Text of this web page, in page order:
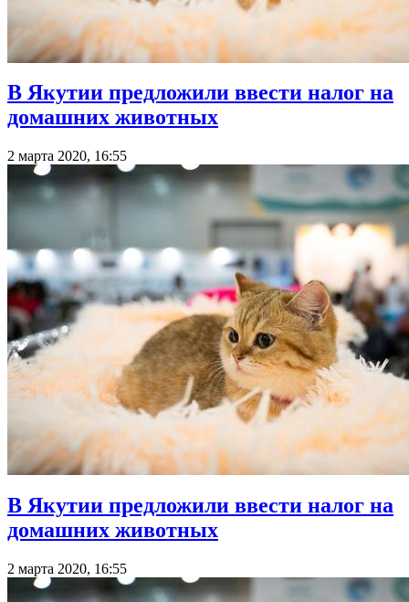
В Якутии предложили ввести налог на
домашних животных
2 марта 2020, 16:55
В Якутии предложили ввести налог на
домашних животных
2 марта 2020, 16:55